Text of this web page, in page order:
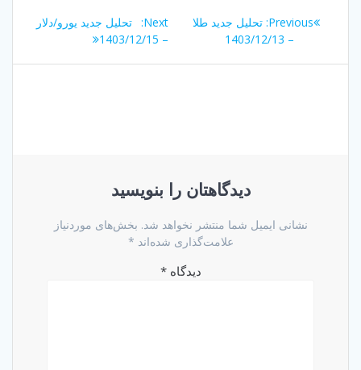
راهبری
نوشته
Previous:
Previous
post:
تحلیل جدید طلا
– 1403/12/13
Next:
Next
post:
تحلیل جدید یورو/دلار
– 1403/12/15
دیدگاهتان را بنویسید
نشانی ایمیل شما منتشر نخواهد شد. بخش‌های موردنیاز
علامت‌گذاری شده‌اند *
دیدگاه*